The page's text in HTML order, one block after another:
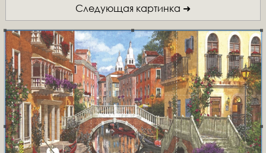
Следующая картинка ➜